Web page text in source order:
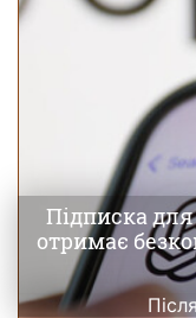
Підписка для
отримає